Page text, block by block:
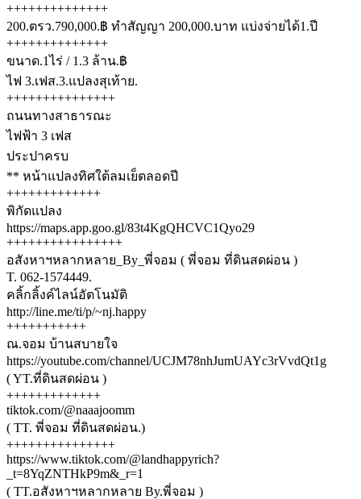
++++++++++++++
200.ตรว.790,000.฿ ทำสัญญา 200,000.บาท แบ่งจ่ายได้1.ปี
++++++++++++++
ขนาด.1ไร่ / 1.3 ล้าน.฿
ไฟ 3.เฟส.3.แปลงสุเท้าย.
+++++++++++++++
ถนนทางสาธารณะ
ไฟฟ้า 3 เฟส
ประปาครบ
** หน้าแปลงทิศใต้ลมเย็ตลอดปี
+++++++++++++
พิกัดแปลง
https://maps.app.goo.gl/83t4KgQHCVC1Qyo29
++++++++++++++++
อสังหาฯหลากหลาย_By_พี่จอม ( พี่จอม ที่ดินสดผ่อน )
T. 062-1574449.
คลิ้กลิ้งค์ไลน์อัตโนมัติ
http://line.me/ti/p/~nj.happy
+++++++++++
ณ.จอม บ้านสบายใจ
https://youtube.com/channel/UCJM78nhJumUAYc3rVvdQt1g
( YT.ที่ดินสดผ่อน )
+++++++++++++
tiktok.com/@naaajoomm
( TT. พี่จอม ที่ดินสดผ่อน.)
+++++++++++++++
https://www.tiktok.com/@landhappyrich?
_t=8YqZNTHkP9m&_r=1
( TT.อสังหาฯหลากหลาย By.พี่จอม )